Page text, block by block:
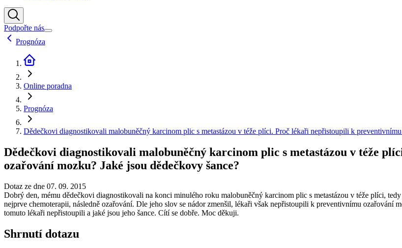
Podpořte nás
Prognóza
Online poradna
Prognóza
Dědečkovi diagnostikovali malobuněčný karcinom plic s metastázou v téže plíci. Proč lékaři nepřistoupili k
Dědečkovi diagnostikovali malobuněčný karcinom plic s metastázou v téže
ozařování mozku? Jaké jsou dědečkovy šance?
Dotaz ze dne 07. 09. 2015
Dobrý den, mému dědečkovi diagnostikovali na konci minulého roku malobuněčný karcinom plic s metastázou v téže plíci,
nejprve chemoterapii, následně ozařování. Dle jeho slov se nádor zmenšil, lékaři však nepřistoupili k preventivnímu ozařování
tomuto lékaři nepřistoupili a jaké jsou jeho šance. Cítí se dobře. Moc děkuji.
Shrnutí dotazu